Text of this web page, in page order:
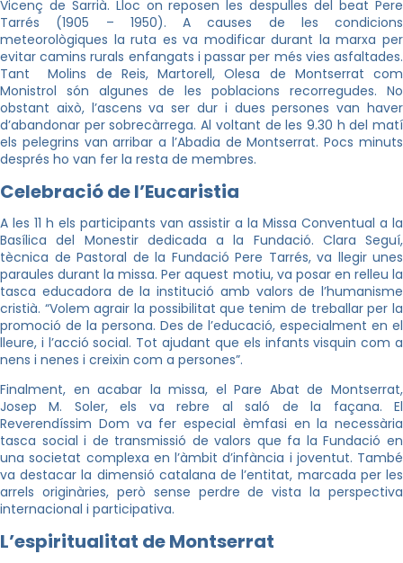
Vicenç de Sarrià. Lloc on reposen les despulles del beat Pere
Tarrés (1905 – 1950). A causes de les condicions
meteorològiques la ruta es va modificar durant la marxa per
evitar camins rurals enfangats i passar per més vies asfaltades.
Tant Molins de Reis, Martorell, Olesa de Montserrat com
Monistrol són algunes de les poblacions recorregudes. No
obstant això, l’ascens va ser dur i dues persones van haver
d’abandonar per sobrecàrrega. Al voltant de les 9.30 h del matí
els pelegrins van arribar a l’Abadia de Montserrat. Pocs minuts
després ho van fer la resta de membres.
Celebració de l’Eucaristia
A les 11 h els participants van assistir a la Missa Conventual a la
Basílica del Monestir dedicada a la Fundació. Clara Seguí,
tècnica de Pastoral de la Fundació Pere Tarrés, va llegir unes
paraules durant la missa. Per aquest motiu, va posar en relleu la
tasca educadora de la institució amb valors de l’humanisme
cristià. “Volem agrair la possibilitat que tenim de treballar per la
promoció de la persona. Des de l’educació, especialment en el
lleure, i l’acció social. Tot ajudant que els infants visquin com a
nens i nenes i creixin com a persones”.
Finalment, en acabar la missa, el Pare Abat de Montserrat,
Josep M. Soler, els va rebre al saló de la façana. El
Reverendíssim Dom va fer especial èmfasi en la necessària
tasca social i de transmissió de valors que fa la Fundació en
una societat complexa en l’àmbit d’infància i joventut. També
va destacar la dimensió catalana de l’entitat, marcada per les
arrels originàries, però sense perdre de vista la perspectiva
internacional i participativa.
L’espiritualitat de Montserrat